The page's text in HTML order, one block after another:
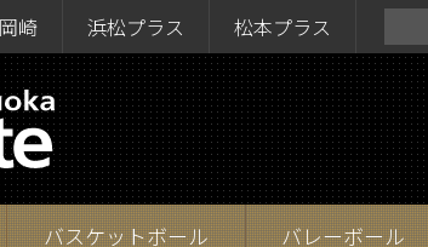
岡崎 浜松プラス 松本プラス
バスケットボール バレーボール